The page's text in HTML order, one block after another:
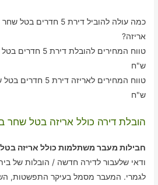
כמה עולה להוביל דירת 5
אריזה?
ש"ח
ש"ח
הובלת דירה כולל אריזה בטל שחר
חבילות מעבר משתלמות כולל אריזה
ודאי שלעבור לדירה חדשה / הובלות של
לגמרי. המעבר מסמל בעיקר התפשטות,